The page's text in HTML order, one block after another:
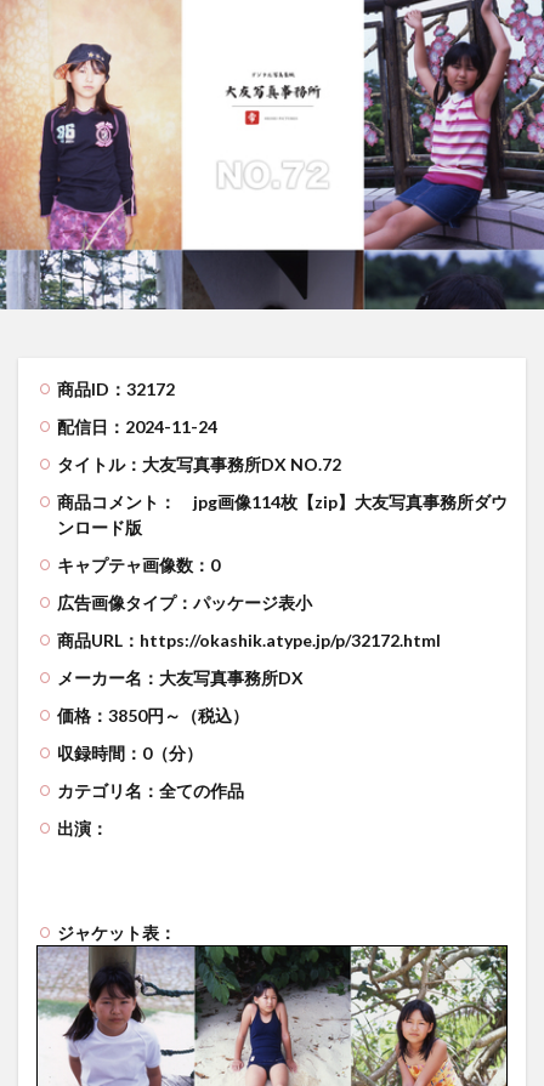
商品ID：32172
配信日：2024-11-24
タイトル：大友写真事務所DX NO.72
商品コメント：
jpg画像114枚【zip】大友写真事務所ダウ
ンロード版
キャプテャ画像数：0
広告画像タイプ：パッケージ表小
商品URL：https://okashik.atype.jp/p/32172.html
メーカー名：大友写真事務所DX
価格：3850円～（税込）
収録時間：0（分）
カテゴリ名：全ての作品
出演：
ジャケット表：